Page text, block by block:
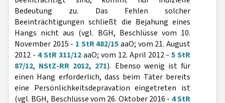
Bedeutung zu. Das Fehlen solcher
Beeinträchtigungen schließt die Bejahung eines
Hangs nicht aus (vgl. BGH, Beschlüsse vom 10.
November 2015 - 1 StR 482/15aaO; vom 21. August
2012 - 4 StR 311/12aaO; vom 12. April 2012 - 5 StR
87/12, NStZ-RR 2012, 271). Ebenso wenig ist für
einen Hang erforderlich, dass beim Täter bereits
eine Persönlichkeitsdepravation eingetreten ist
(vgl. BGH, Beschlüsse vom 26. Oktober 2016 - 4 StR